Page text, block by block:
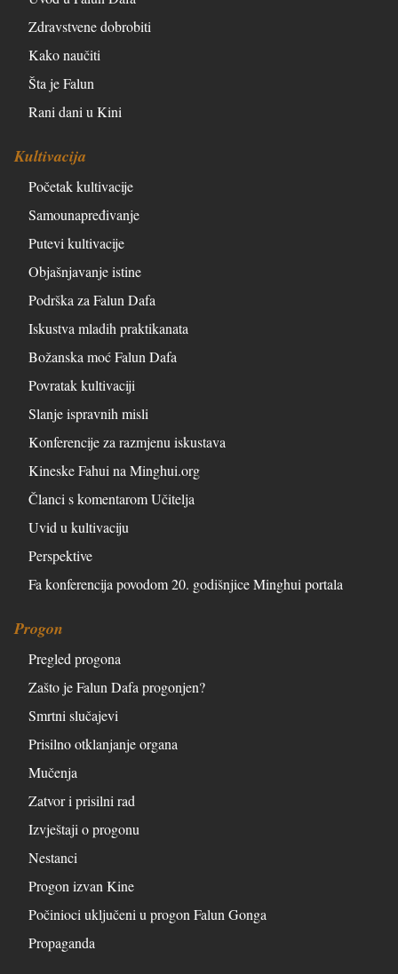
Zdravstvene dobrobiti
Kako naučiti
Šta je Falun
Rani dani u Kini
Kultivacija
Početak kultivacije
Samounapređivanje
Putevi kultivacije
Objašnjavanje istine
Podrška za Falun Dafa
Iskustva mladih praktikanata
Božanska moć Falun Dafa
Povratak kultivaciji
Slanje ispravnih misli
Konferencije za razmjenu iskustava
Kineske Fahui na Minghui.org
Članci s komentarom Učitelja
Uvid u kultivaciju
Perspektive
Fa konferencija povodom 20. godišnjice Minghui portala
Progon
Pregled progona
Zašto je Falun Dafa progonjen?
Smrtni slučajevi
Prisilno otklanjanje organa
Mučenja
Zatvor i prisilni rad
Izvještaji o progonu
Nestanci
Progon izvan Kine
Počinioci uključeni u progon Falun Gonga
Propaganda